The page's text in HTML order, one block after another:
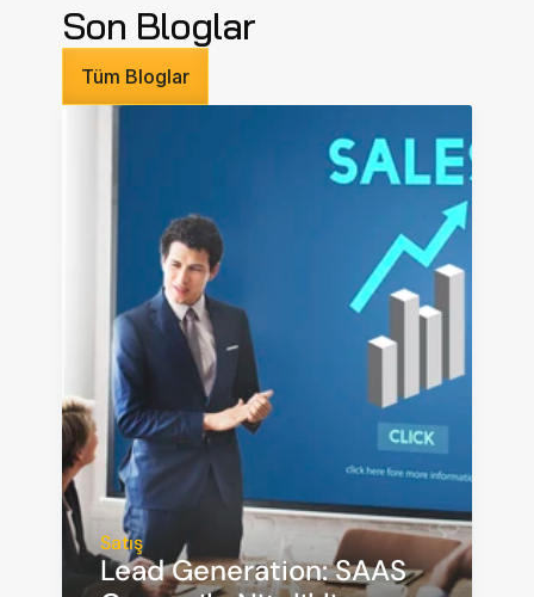
Son Bloglar
Tüm Bloglar
Satış
Lead Generation: SAAS